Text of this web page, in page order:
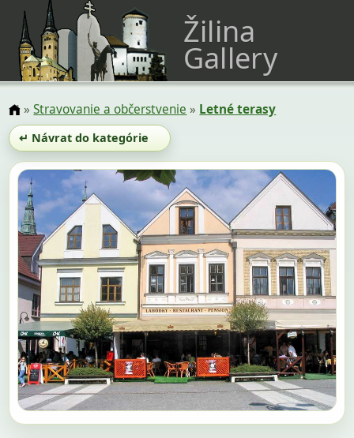
Žilina
Gallery
»Stravovanie a občerstvenie » Letné terasy
↵ Návrat do kategórie